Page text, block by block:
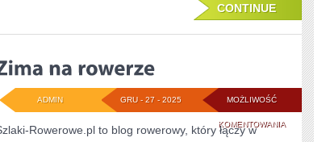
CONTINUE
MOŻLIWOŚĆ
KOMENTOWANIAZIMA
GRU - 27 - 2025
ADMIN
Rowerowe.pl to blog rowerowy, który łączy w